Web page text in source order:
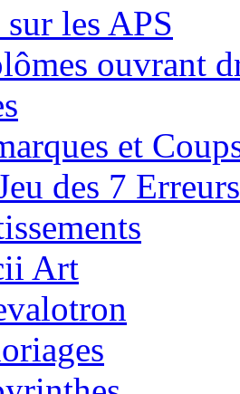
les APS
ouvrant
et
des 7 Erreurs
Art